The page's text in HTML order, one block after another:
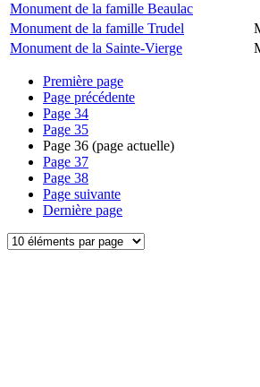
Monument de la famille Beaulac
Monument de la famille Trudel
Monument de la Sainte-Vierge
Première page
Page précédente
Page 34
Page 35
Page 36 (page actuelle)
Page 37
Page 38
Page suivante
Dernière page